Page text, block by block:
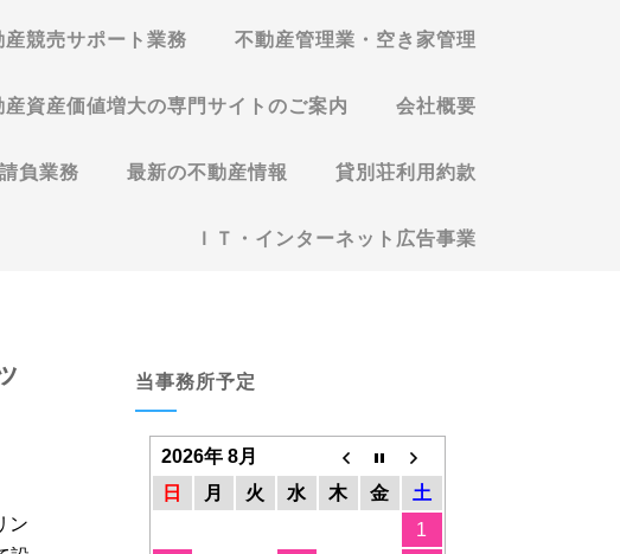
産競売サポート業務 不動産管理業・空き家管理
産資産価値増大の専門サイトのご案内 会社概要
負業務 最新の不動産情報 貸別荘利用約款
ＩＴ・インターネット広告事業
ン
当事務所予定
2026年 8月
日
月 火 水 木 金
土
1